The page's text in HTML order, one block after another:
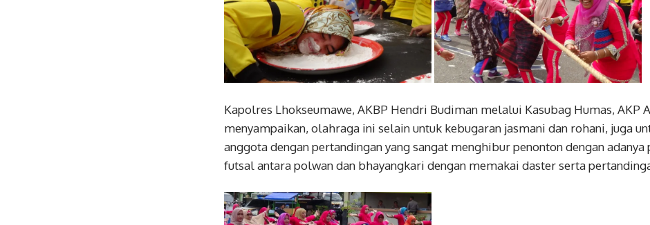
Kapolres Lhokseumawe, AKBP Hendri Budiman melalui Kasubag Humas, AKP
menyampaikan, olahraga ini selain untuk kebugaran jasmani dan rohani, juga
anggota dengan pertandingan yang sangat menghibur penonton dengan adanya
futsal antara polwan dan bhayangkari dengan memakai daster serta